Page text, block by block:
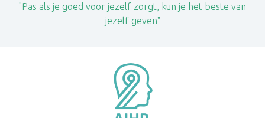
"Pas als je goed voor jezelf zorgt, kun je het beste van
jezelf geven"